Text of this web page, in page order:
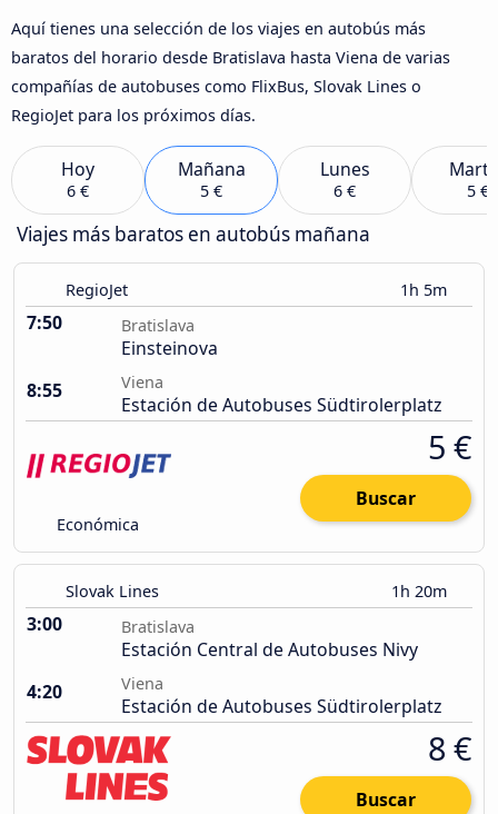
Aquí tienes una selección de los viajes en autobús más
baratos del horario desde Bratislava hasta Viena de varias
compañías de autobuses como FlixBus, Slovak Lines o
RegioJet para los próximos días.
Hoy
6 €
Mañana
5 €
Lunes
6 € 5 €
Viajes más baratos en autobús mañana
RegioJet 1h 5m
7:50 Bratislava
Einsteinova
8:55
Viena
Estación de Autobuses Südtirolerplatz
Económica
5 €
Buscar
Slovak Lines 1h 20m
3:00 Bratislava
Estación Central de Autobuses Nivy
4:20
Viena
Estación de Autobuses Südtirolerplatz
8 €
Buscar